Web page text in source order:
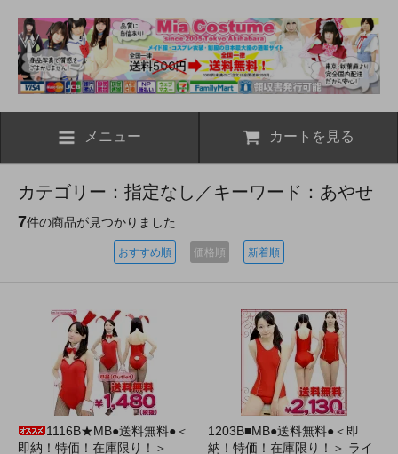
メニュー カートを見る
カテゴリー：指定なし／キーワード：あやせ
7件の商品が見つかりました
おすすめ順 価格順 新着順
1116B★MB●送料無料●＜
即納！特価！在庫限り！＞
1203B■MB●送料無料●＜即
納！特価！在庫限り！＞ ライ